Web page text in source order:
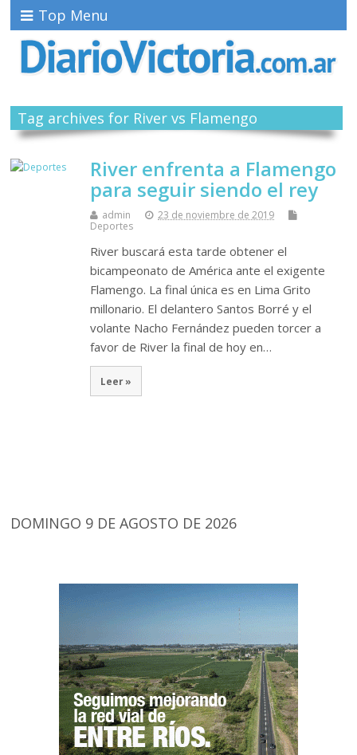
Top Menu
Tag archives for River vs Flamengo
River enfrenta a Flamengo
para seguir siendo el rey
admin
23 de noviembre de 2019
Deportes
River buscará esta tarde obtener el
bicampeonato de América ante el exigente
Flamengo. La final única es en Lima Grito
millonario. El delantero Santos Borré y el
volante Nacho Fernández pueden torcer a
favor de River la final de hoy en…
Leer »
DOMINGO 9 DE AGOSTO DE 2026